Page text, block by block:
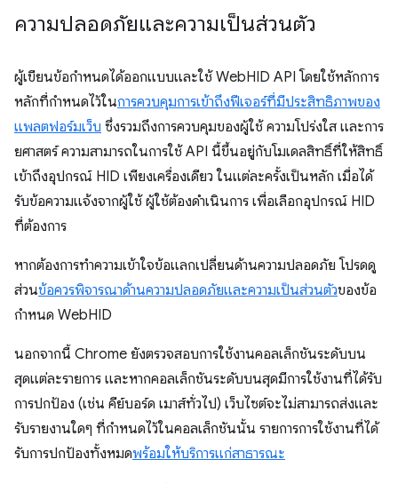
ความปลอดภัยและความเป็นส่วนตัว
ผู้เขียนข้อกำหนดได้ออกแบบและใช้ WebHID API โดยใช้หลักการ
หลักที่กำหนดไว้ในการควบคุมการเข้าถึงฟีเจอร์ที่มีประสิทธิภาพของ
แพลตฟอร์มเว็บ ซึ่งรวมถึงการควบคุมของผู้ใช้ ความโปร่งใส และการ
ยศาสตร์ ความสามารถในการใช้ API นี้ขึ้นอยู่กับโมเดลสิทธิ์ที่ให้สิทธิ์
เข้าถึงอุปกรณ์ HID เพียงเครื่องเดียว ในแต่ละครั้งเป็นหลัก เมื่อได้
รับข้อความแจ้งจากผู้ใช้ ผู้ใช้ต้องดำเนินการ เพื่อเลือกอุปกรณ์ HID
ที่ต้องการ
หากต้องการทำความเข้าใจข้อแลกเปลี่ยนด้านความปลอดภัย โปรดดู
ส่วนข้อควรพิจารณาด้านความปลอดภัยและความเป็นส่วนตัวของข้อ
กำหนด WebHID
นอกจากนี้ Chrome ยังตรวจสอบการใช้งานคอลเล็กชันระดับบน
สุดแต่ละรายการ และหากคอลเล็กชันระดับบนสุดมีการใช้งานที่ได้รับ
การปกป้อง (เช่น คีย์บอร์ด เมาส์ทั่วไป) เว็บไซต์จะไม่สามารถส่งและ
รับรายงานใดๆ ที่กำหนดไว้ในคอลเล็กชันนั้น รายการการใช้งานที่ได้
รับการปกป้องทั้งหมดพร้อมให้บริการแก่สาธารณะ